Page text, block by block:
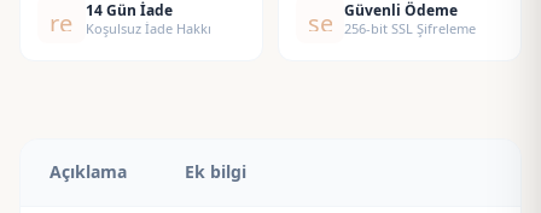
replay14 Gün İade
Koşulsuz İade Hakkı security
Güvenli Ödeme
256-bit SSL Şifreleme
Açıklama Ek bilgi